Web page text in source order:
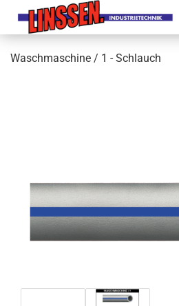
Waschmaschine / 1 - Schlauch